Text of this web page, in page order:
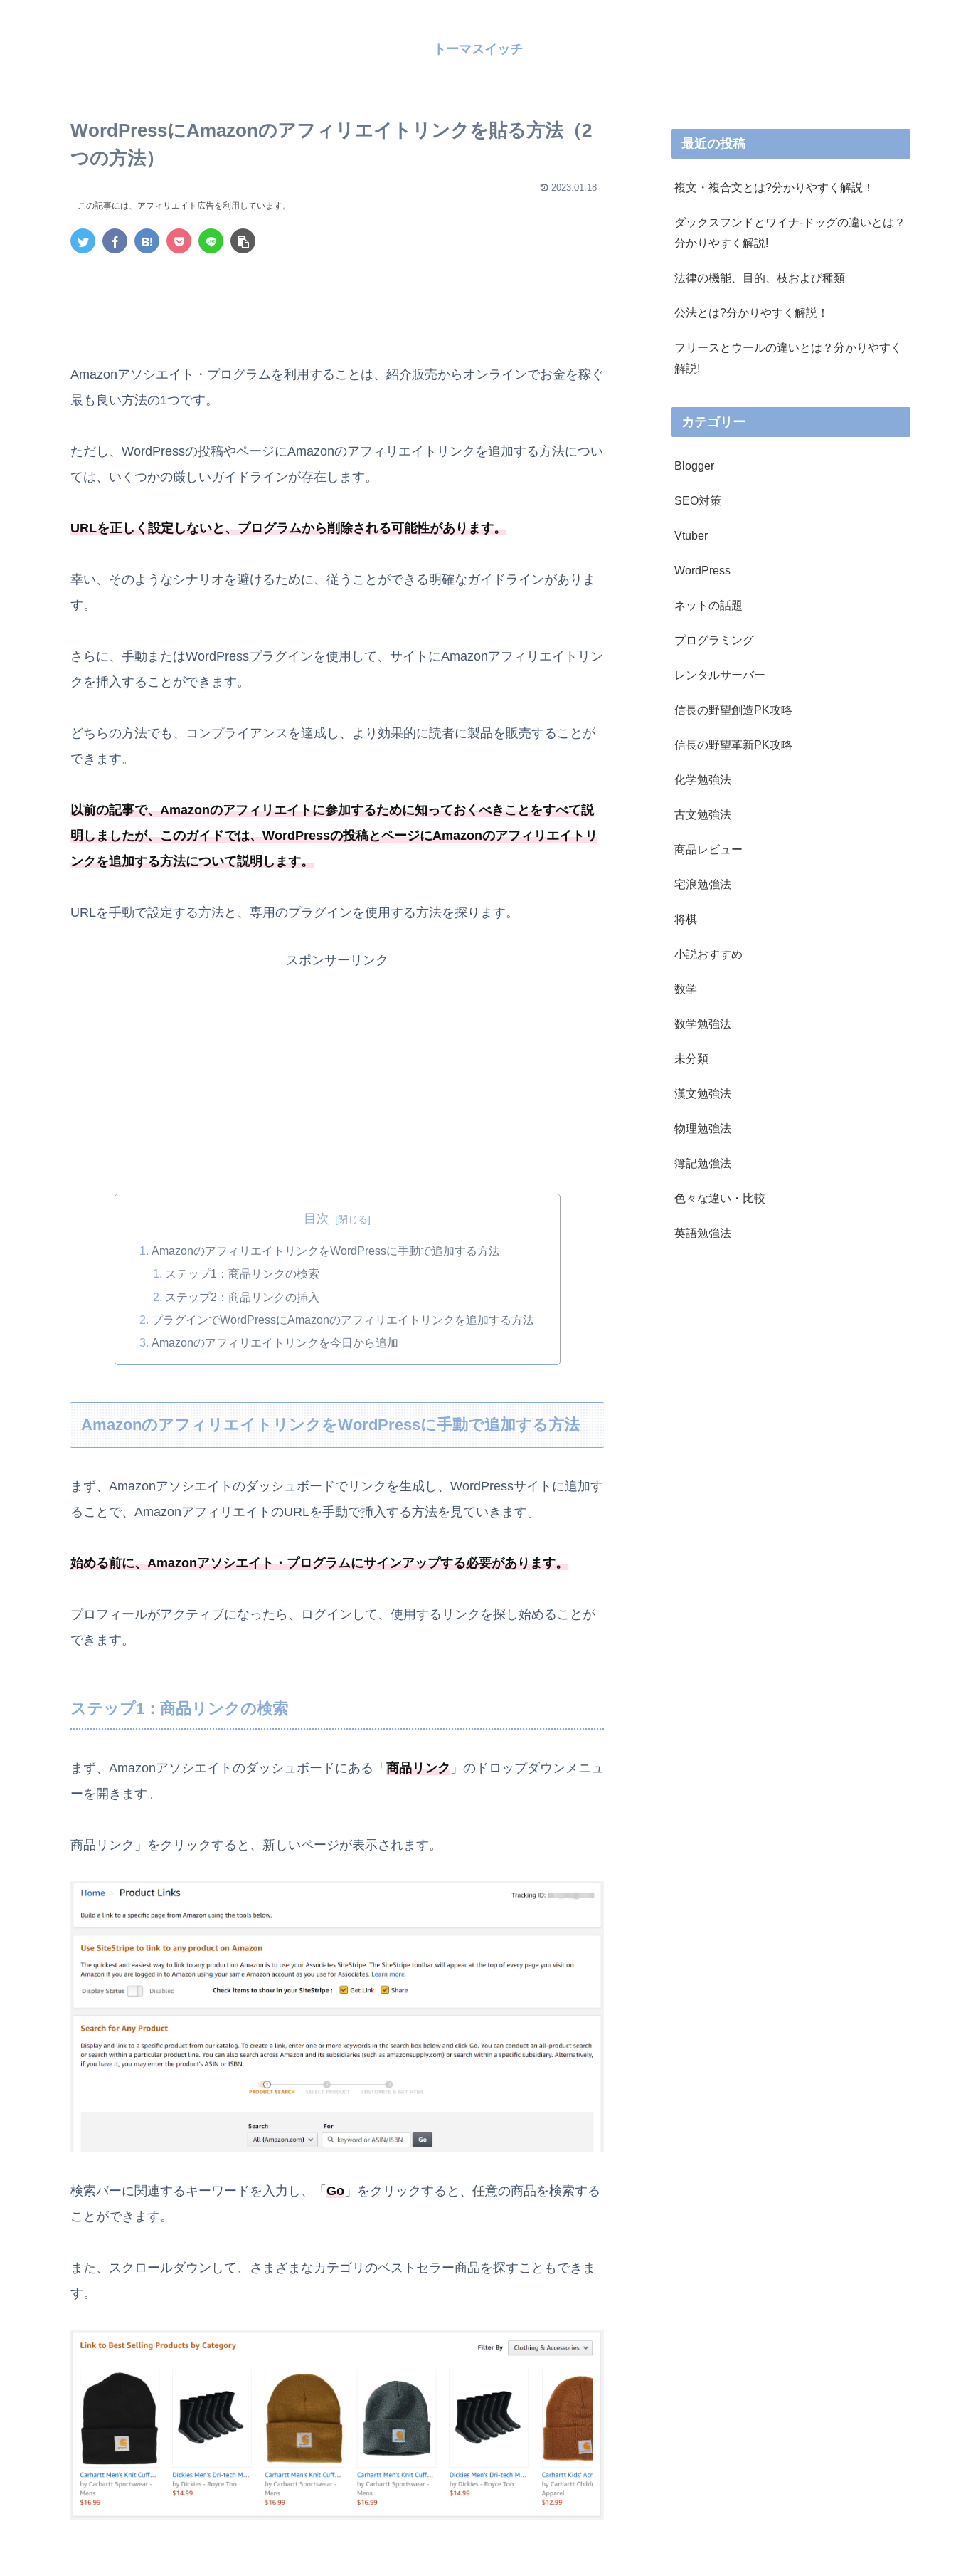
トーマスイッチ
WordPressにAmazonのアフィリエイトリンクを貼る方法（2
つの方法）
2023.01.18
この記事には、アフィリエイト広告を利用しています。
Amazonアソシエイト・プログラムを利用することは、紹介販売からオンラインでお金を稼ぐ
最も良い方法の1つです。
ただし、WordPressの投稿やページにAmazonのアフィリエイトリンクを追加する方法につい
ては、いくつかの厳しいガイドラインが存在します。
URLを正しく設定しないと、プログラムから削除される可能性があります。
幸い、そのようなシナリオを避けるために、従うことができる明確なガイドラインがありま
す。
さらに、手動またはWordPressプラグインを使用して、サイトにAmazonアフィリエイトリン
クを挿入することができます。
どちらの方法でも、コンプライアンスを達成し、より効果的に読者に製品を販売することが
できます。
以前の記事で、Amazonのアフィリエイトに参加するために知っておくべきことをすべて説
明しましたが、このガイドでは、WordPressの投稿とページにAmazonのアフィリエイトリ
ンクを追加する方法について説明します。
URLを手動で設定する方法と、専用のプラグインを使用する方法を探ります。
スポンサーリンク
目次
AmazonのアフィリエイトリンクをWordPressに手動で追加する方法
ステップ1：商品リンクの検索
ステップ2：商品リンクの挿入
プラグインでWordPressにAmazonのアフィリエイトリンクを追加する方法
Amazonのアフィリエイトリンクを今日から追加
AmazonのアフィリエイトリンクをWordPressに手動で追加する方法
まず、Amazonアソシエイトのダッシュボードでリンクを生成し、WordPressサイトに追加す
ることで、AmazonアフィリエイトのURLを手動で挿入する方法を見ていきます。
始める前に、Amazonアソシエイト・プログラムにサインアップする必要があります。
プロフィールがアクティブになったら、ログインして、使用するリンクを探し始めることが
できます。
ステップ1：商品リンクの検索
まず、Amazonアソシエイトのダッシュボードにある「 商品リンク 」のドロップダウンメニュ
ーを開きます。
商品リンク」をクリックすると、新しいページが表示されます。
検索バーに関連するキーワードを入力し、「 Go 」をクリックすると、任意の商品を検索する
ことができます。
また、スクロールダウンして、さまざまなカテゴリのベストセラー商品を探すこともできま
す。
最近の投稿
複文・複合文とは?分かりやすく解説！
ダックスフンドとワイナ-ドッグの違いとは？
分かりやすく解説!
法律の機能、目的、枝および種類
公法とは?分かりやすく解説！
フリースとウールの違いとは？分かりやすく
解説!
カテゴリー
Blogger
SEO対策
Vtuber
WordPress
ネットの話題
プログラミング
レンタルサーバー
信長の野望創造PK攻略
信長の野望革新PK攻略
化学勉強法
古文勉強法
商品レビュー
宅浪勉強法
将棋
小説おすすめ
数学
数学勉強法
未分類
漢文勉強法
物理勉強法
簿記勉強法
色々な違い・比較
英語勉強法